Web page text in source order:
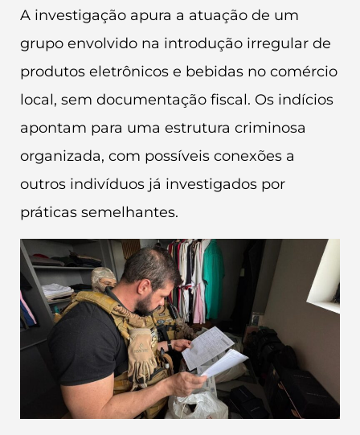
A investigação apura a atuação de um
grupo envolvido na introdução irregular de
produtos eletrônicos e bebidas no comércio
local, sem documentação fiscal. Os indícios
apontam para uma estrutura criminosa
organizada, com possíveis conexões a
outros indivíduos já investigados por
práticas semelhantes.